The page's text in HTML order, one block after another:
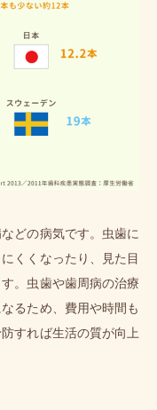
どの病気です。虫歯に
くくなったり、見た目
。虫歯や歯周病の治療
るため、費用や時間も
すれば生活の質が向上